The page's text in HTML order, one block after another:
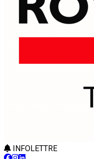
INFOLETTRE